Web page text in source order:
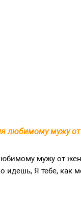
любимому мужу
мужу от
идешь, Я тебе, как